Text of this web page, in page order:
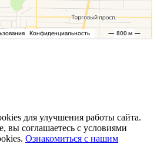
для улучшения работы сайта.
вы соглашаетесь с условиями
Ознакомиться с нашим